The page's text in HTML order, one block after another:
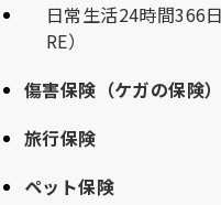
日常生活24時間366
RE）
傷害保険（ケガの保険）
旅行保険
ペット保険